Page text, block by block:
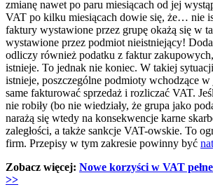
zmianę nawet po paru miesiącach od jej
VAT po kilku miesiącach dowie się, że… nie
faktury wystawione przez grupę okażą się w
wystawione przez podmiot nieistniejący!
odliczy również podatku z faktur
istnieje. To jednak nie koniec. W takiej
istnieje, poszczególne podmioty wchodzące
same fakturować sprzedaż i rozliczać VAT.
nie robiły (bo nie wiedziały, że grupa jako
narażą się wtedy na konsekwencje karne
zaległości, a także sankcje VAT-owskie. To
firm. Przepisy w tym zakresie powinny być
Zobacz więcej: Nowe korzyści w VAT
>>